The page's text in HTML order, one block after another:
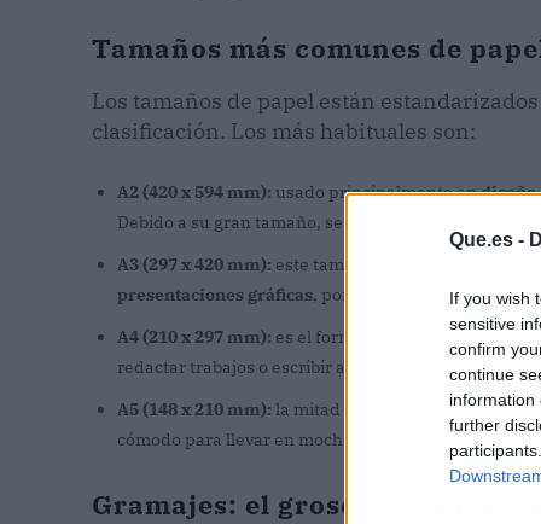
Que.es -
If you wish
sensitive
confirm
continue
information
further
Tamaños más comunes de
Los tamaños de papel están
clasificación. Los más habituales son:
A2 (420 x 594 mm): usado principalmente endiseño
Debido a su gran tamaño, se recomienda
A3 (297 x 420 mm): este tamaño tiene el doble de
presentaciones gráficas, por lo que es muy elegido
A4 (210 x 297 mm): es el formato más usado en
redactar trabajos o escribir apuntes.
A5 (148 x 210 mm): la mitad de un A4. Es ideal para
cómodo para llevar en mochilas o bolsos pequeños.
Gramajes: el grosor del papel